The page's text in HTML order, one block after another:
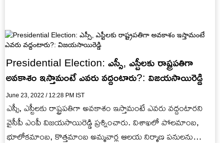
Presidential Election: ఎస్సీ, ఎస్టీలకు రాష్ట్రపతిగా
అవకాశం ఇస్తామంటే ఎవరు వద్దంటారు?: విజయసాయిరెడ్డి
June 23, 2022 / 12:28 PM IST
ఎస్సీ, ఎస్టీలకు రాష్ట్రపతిగా అవకాశం ఇస్తామంటే ఎవరు వద్దంటారని
వైసీపీ ఎంపీ విజయసాయిరెడ్డి ప్ర‌శ్నించారు. విశాఖలో పోలమాంబ,
భూలోకమాంబ, కొత్తమాంబ అమ్మవార్ల ఆలయ నిర్మాణ పనులను